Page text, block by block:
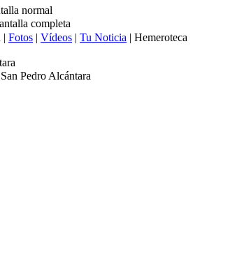
normal
completa
| Fotos | Vídeos | Tu Noticia | Hemeroteca
Pedro Alcántara